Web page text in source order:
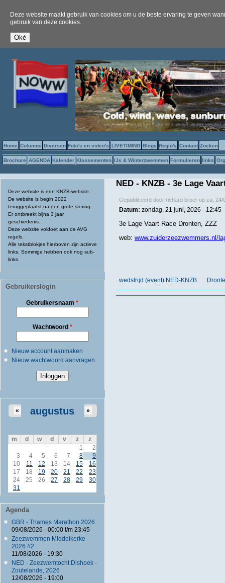
Deze website maakt gebruik van cookies om u de beste ervaring te geven
gebruik van deze cookies.
Home Columns Diversen Foto's en video's LIVETIMING Blogs Regio's Contact Zoeken
Brochure AGENDA Kalender Klassementen IJs & Winterzwemmen Formulieren links
Deze website is een KNZB-website.
De website is begin 2022
teruggeplaatst na een grote storing.
Er ontbreekt bijna 3 jaar
geschiedenis.
Deze website voldoet aan de AVG
regels.
Alle tekstblokjes hierboven zijn actieve
links. Sommige hebben ook nog sub-
links.
Gebruikerslogin
Gebruikersnaam*
Wachtwoord *
Nieuw account aanmaken
Nieuw wachtwoord aanvragen
augustus
« »
m d w d v z
z
1
2
3
4 5 6 7 8
9
10
11 12 13 14 15
16
17
18 19 20 21 22
23
24
25 26 27 28 29
30
31
Agenda
GBR - Thames Marathon 2026
09/08/2026 - 00:00t/m 23:45
Zeezwemmen Middelkerke
2026 #2
11/08/2026 - 19:30
NED - Zeezwemtocht Dishoek -
Zoutelande, 2026
12/08/2026 - 19:00
NED - KNZB - 3e Lage
Gepubliceerd door richard broerop za, 24/
Datum: zondag, 21 juni, 2026 - 12:45
3e Lage Vaart Race Dronten, ZZZ
web: www.zuiderzeezwemmers.nl/
wedstrijd (event) NED-KNZB